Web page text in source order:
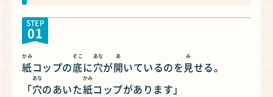
STEP
01
紙
かみ
コップの底
そこ
に穴
あな
が開
あ
いているのを見
み
せる。
「穴
あな
のあいた紙
かみ
コップがあります」